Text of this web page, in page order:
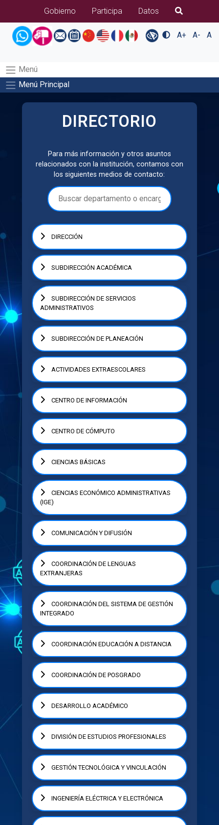
Gobierno Participa Datos B�squeda
A+ A- A
Menú
Menú Principal
DIRECTORIO
Para más información y otros asuntos
relacionados con la institución, contamos con
los siguientes medios de contacto:
DIRECCIÓN
SUBDIRECCIÓN ACADÉMICA
SUBDIRECCIÓN DE SERVICIOS
ADMINISTRATIVOS
SUBDIRECCIÓN DE PLANEACIÓN
ACTIVIDADES EXTRAESCOLARES
CENTRO DE INFORMACIÓN
CENTRO DE CÓMPUTO
CIENCIAS BÁSICAS
CIENCIAS ECONÓMICO ADMINISTRATIVAS
(IGE)
COMUNICACIÓN Y DIFUSIÓN
COORDINACIÓN DE LENGUAS
EXTRANJERAS
COORDINACIÓN DEL SISTEMA DE GESTIÓN
INTEGRADO
COORDINACIÓN EDUCACIÓN A DISTANCIA
COORDINACIÓN DE POSGRADO
DESARROLLO ACADÉMICO
DIVISIÓN DE ESTUDIOS PROFESIONALES
GESTIÓN TECNOLÓGICA Y VINCULACIÓN
INGENIERÍA ELÉCTRICA Y ELECTRÓNICA